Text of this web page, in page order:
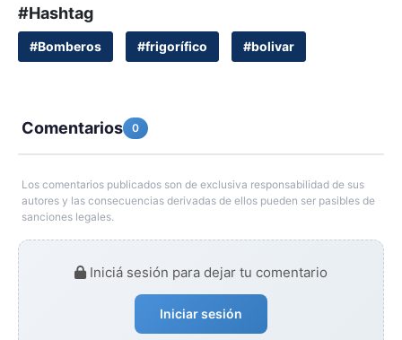
#Hashtag
#Bomberos #frigorífico #bolivar
Comentarios 0
Los comentarios publicados son de exclusiva responsabilidad de sus
autores y las consecuencias derivadas de ellos pueden ser pasibles de
sanciones legales.
Iniciá sesión para dejar tu comentario
Iniciar sesión